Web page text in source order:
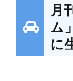
月
ム
に